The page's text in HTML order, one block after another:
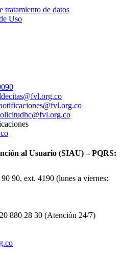
tratamiento de datos
Uso
al Usuario (SIAU) – PQRS:
90, ext. 4190 (lunes a viernes:
880 28 30 (Atención 24/7)